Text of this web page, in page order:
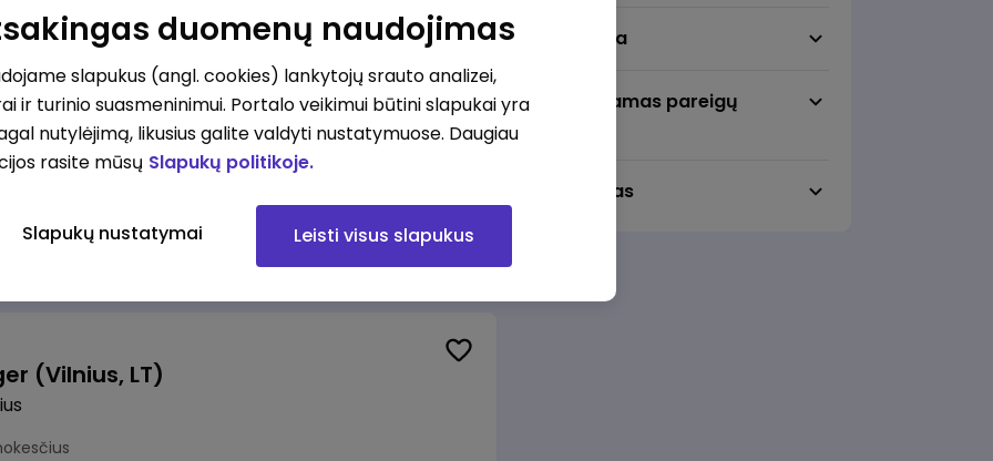
Veiklos atsparumo departamento vadovė (-as)
(Vilnius, LT)
Darbo vieta
Pageidaujamas pareigų
Darbo laikas
duomenų naudojimas
slapukus (angl. cookies) lankytojų srauto analizei,
ir turinio suasmeninimui. Portalo veikimui būtini slapukai yra
nutylėjimą, likusius galite valdyti nustatymuose. Daugiau
rasite mūsų Slapukų politikoje.
Slapukų nustatymai Leisti visus slapukus